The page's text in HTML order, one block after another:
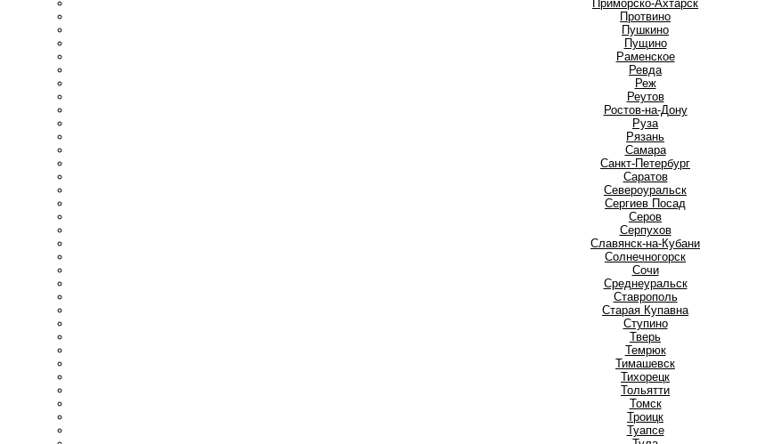
Приморско-Ахтарск
Протвино
Пушкино
Пущино
Раменское
Ревда
Реж
Реутов
Ростов-на-Дону
Руза
Рязань
Самара
Санкт-Петербург
Саратов
Североуральск
Сергиев Посад
Серов
Серпухов
Славянск-на-Кубани
Солнечногорск
Сочи
Среднеуральск
Ставрополь
Старая Купавна
Ступино
Тверь
Темрюк
Тимашевск
Тихорецк
Тольятти
Томск
Троицк
Туапсе